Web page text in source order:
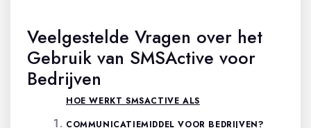
Veelgestelde Vragen over het
Gebruik van SMSActive voor
Bedrijven
HOE WERKT SMSACTIVE ALS
COMMUNICATIEMIDDEL VOOR BEDRIJVEN?